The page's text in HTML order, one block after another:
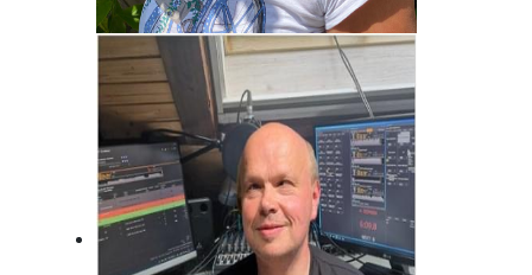
Brigitte Habeck
Immer da, wo was los ist! Fränkisch
frech!